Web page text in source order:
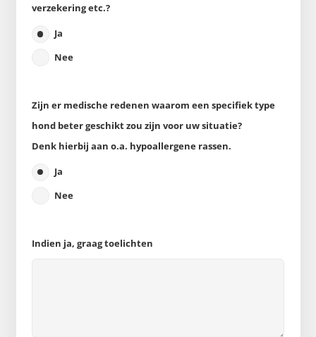
verzekering etc.?
Ja
Nee
Zijn er medische redenen waarom een specifiek type
hond beter geschikt zou zijn voor uw situatie?
Denk hierbij aan o.a. hypoallergene rassen.
Ja
Nee
Indien ja, graag toelichten